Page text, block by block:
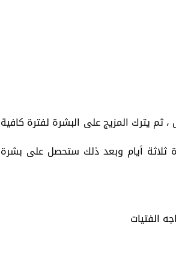
ثم يترك المزيج على البشرة لفترة كافية
ثلاثة أيام وبعد ذلك ستحصل على بشرة